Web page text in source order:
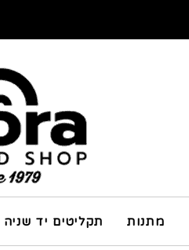
מתנות תקליטים יד שניה